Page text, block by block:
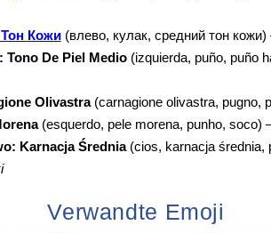
Кожи(влево, кулак, средний тон кожи)
Tono De Piel Medio(izquierda, puño, puño
Olivastra(carnagione olivastra, pugno,
(esquerdo, pele morena, punho, soco)
Karnacja Średnia(cios, karnacja średnia,
Verwandte Emoji